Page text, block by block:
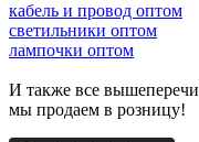
кабель и провод оптом
светильники оптом
лампочки оптом
И также все
мы продаем в розницу!